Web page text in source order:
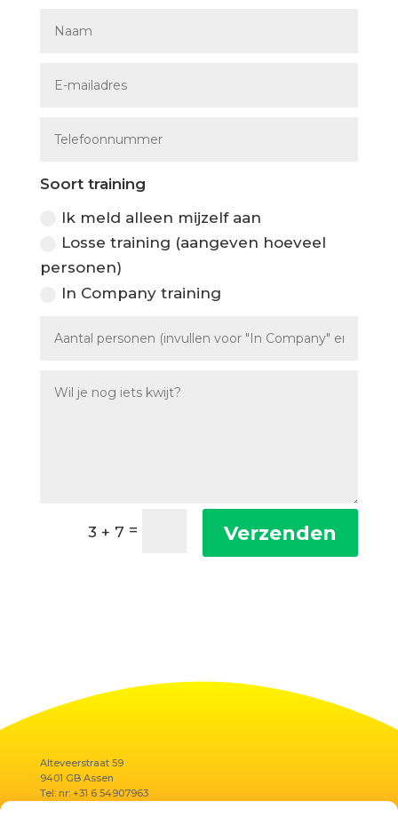
Soort training
Ik meld alleen mijzelf aan
Losse training (aangeven hoeveel
personen)
In Company training
3 + 7 = Verzenden
Alteveerstraat 59
9401 GB Assen
Tel: nr: +31 6 54907963